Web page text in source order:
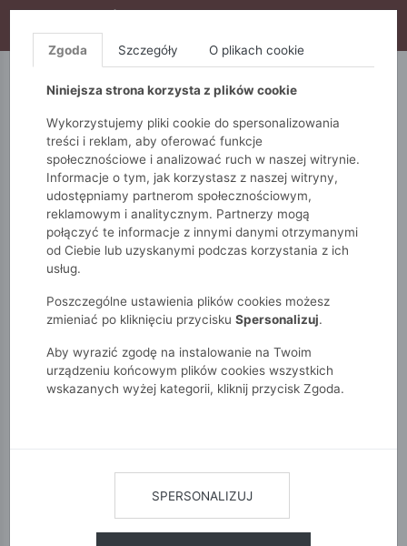
S10), DODATKOWE 15% ZA 3SZT (KOD: S15)
5.10.15. QUIOSQUE
Monnari Zobacz wszystko Spodnie
Na co dzień
Szerokie spodnie damskie
Zgoda Szczegóły O plikach cookie
Niniejsza strona korzysta z plików cookie
Wykorzystujemy pliki cookie do spersonalizowania
treści i reklam, aby oferować funkcje
społecznościowe i analizować ruch w naszej witrynie.
Informacje o tym, jak korzystasz z naszej witryny,
udostępniamy partnerom społecznościowym,
reklamowym i analitycznym. Partnerzy mogą
połączyć te informacje z innymi danymi otrzymanymi
od Ciebie lub uzyskanymi podczas korzystania z ich
usług.
Poszczególne ustawienia plików cookies możesz
zmieniać po kliknięciu przycisku Spersonalizuj.
Aby wyrazić zgodę na instalowanie na Twoim
urządzeniu końcowym plików cookies wszystkich
wskazanych wyżej kategorii, kliknij przycisk Zgoda.
SPERSONALIZUJ